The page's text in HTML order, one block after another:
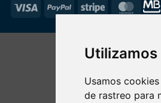
Usamos
de rastreo para
Visa PayPal Stripe